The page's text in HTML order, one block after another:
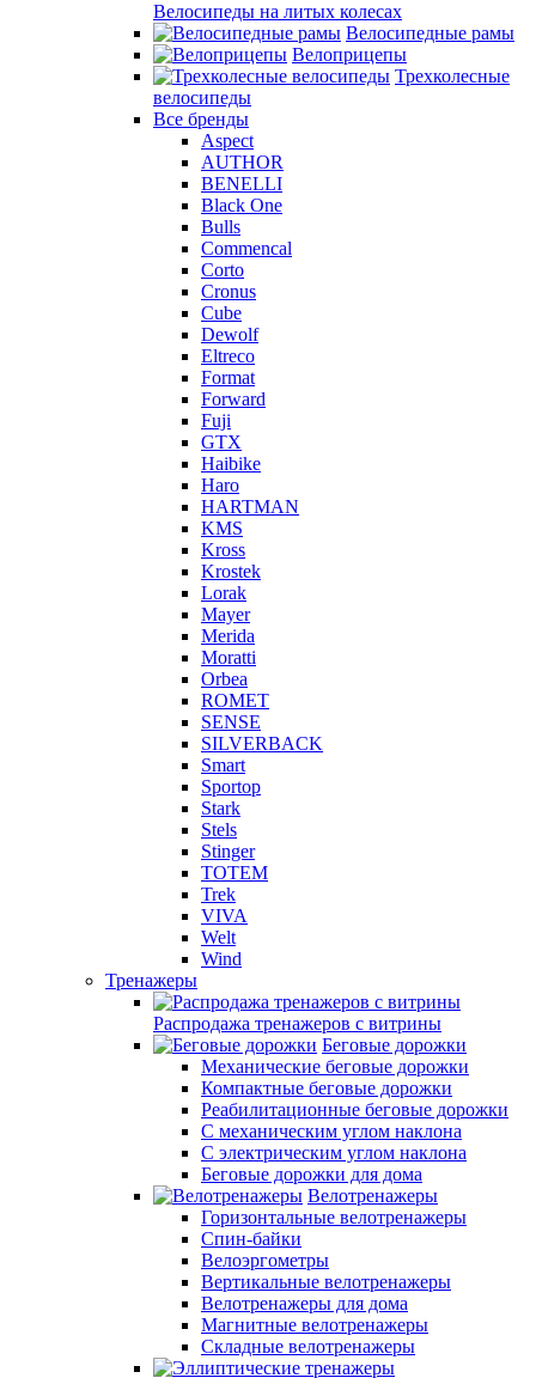
Велосипеды на литых колесах
Велосипедные рамы
Велоприцепы
Трехколесные
велосипеды
Все бренды
Aspect
AUTHOR
BENELLI
Black One
Bulls
Commencal
Corto
Cronus
Cube
Dewolf
Eltreco
Format
Forward
Fuji
GTX
Haibike
Haro
HARTMAN
KMS
Kross
Krostek
Lorak
Mayer
Merida
Moratti
Orbea
ROMET
SENSE
SILVERBACK
Smart
Sportop
Stark
Stels
Stinger
TOTEM
Trek
VIVA
Welt
Wind
Тренажеры
Распродажа тренажеров с витрины
Беговые дорожки
Механические беговые дорожки
Компактные беговые дорожки
Реабилитационные беговые дорожки
С механическим углом наклона
С электрическим углом наклона
Беговые дорожки для дома
Велотренажеры
Горизонтальные велотренажеры
Спин-байки
Велоэргометры
Вертикальные велотренажеры
Велотренажеры для дома
Магнитные велотренажеры
Складные велотренажеры